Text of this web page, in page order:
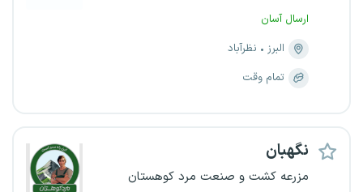
ارسال آسان
البرز
نظرآباد
تمام وقت
نگهبان
مزرعه کشت و صنعت مرد کوهستان